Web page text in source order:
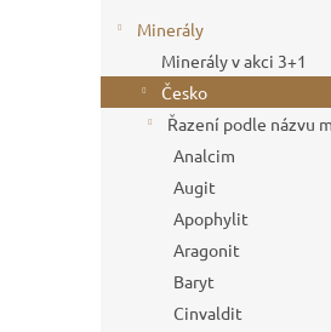
Minerály
Minerály v akci 3+1
Česko
Řazení podle názvu
Analcim
Augit
Apophylit
Aragonit
Baryt
Cinvaldit